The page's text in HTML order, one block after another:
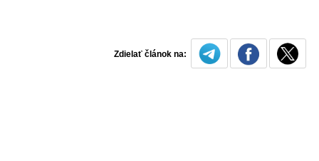
Zdielať článok na: